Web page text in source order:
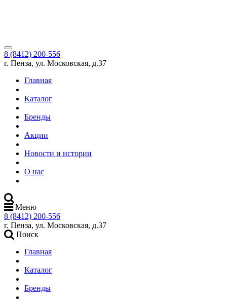
8 (8412) 200-556
г. Пенза, ул. Московская, д.37
Главная
Каталог
Бренды
Акции
Новости и истории
О нас
Меню
8 (8412) 200-556
г. Пенза, ул. Московская, д.37
Поиск
Главная
Каталог
Бренды